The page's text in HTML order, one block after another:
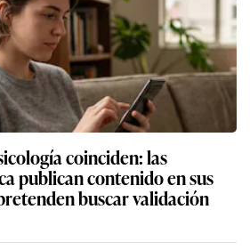
coinciden: las
publican contenido en sus
buscar validación